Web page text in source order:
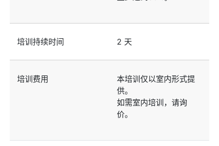
培训持续时间 2 天
培训费用
本培训仅以室内形式提
供。
如需室内培训，请询
价。